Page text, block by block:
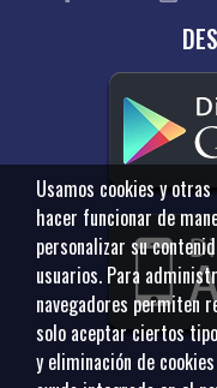
Usamos cookies y
hacer funcionar de
personalizar su
usuarios. Para
navegadores permiten
solo aceptar ciertos
y eliminación de